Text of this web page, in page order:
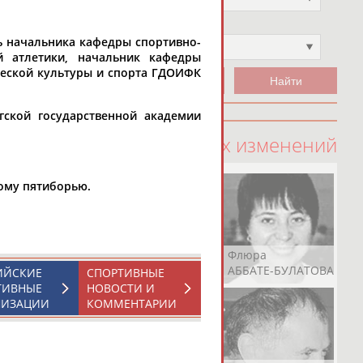
Не выбран
100 последних изменений
Ростом
АБАШИДЗЕ
Флюра
АББАТЕ-БУЛАТОВА
начальника кафедры спортивно-
атлетики, начальник кафедры
культуры и спорта ГДОИФК
государственной академии
пятиборью.
СПОРТИВНЫЕ
НОВОСТИ И
КОММЕНТАРИИ